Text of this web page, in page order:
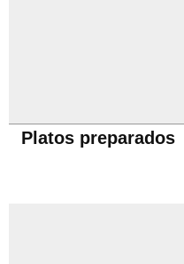
Platos preparados